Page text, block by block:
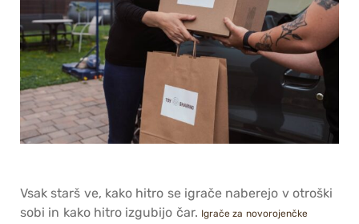
Vsak starš ve, kako hitro se igrače naberejo v otroški
sobi in kako hitro izgubijo čar. Igrače za novorojenčke